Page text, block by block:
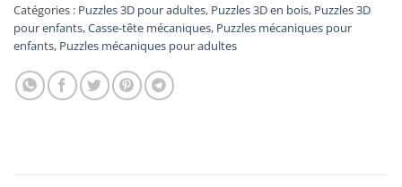
Catégories : Puzzles 3D pour adultes, Puzzles 3D en bois, Puzzles 3D
pour enfants,Casse-tête mécaniques, Puzzles mécaniques pour
enfants, Puzzles mécaniques pour adultes